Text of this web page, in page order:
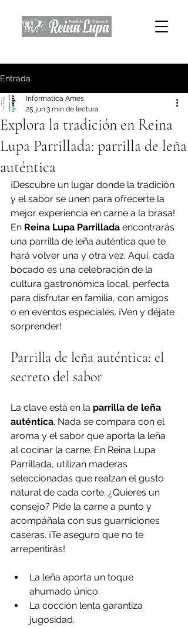
Entrada
Explora la tradición en Reina
Lupa Parrillada: parrilla de leña
auténtica
Informatica Ames
25 jun3 min de lectura
¡Descubre un lugar donde la tradición
y el sabor se unen para ofrecerte la
mejor experiencia en carne a la brasa!
En Reina Lupa Parrillada encontrarás
una parrilla de leña auténtica que te
hará volver una y otra vez. Aquí, cada
bocado es una celebración de la
cultura gastronómica local, perfecta
para disfrutar en familia, con amigos
o en eventos especiales. ¡Ven y déjate
sorprender!
Parrilla de leña auténtica: el
secreto del sabor
La clave está en la parrilla de leña
auténtica. Nada se compara con el
aroma y el sabor que aporta la leña
al cocinar la carne. En Reina Lupa
Parrillada, utilizan maderas
seleccionadas que realzan el gusto
natural de cada corte. ¿Quieres un
consejo? Pide la carne a punto y
acompáñala con sus guarniciones
caseras. ¡Te aseguro que no te
arrepentirás!
La leña aporta un toque
ahumado único.
La cocción lenta garantiza
jugosidad.